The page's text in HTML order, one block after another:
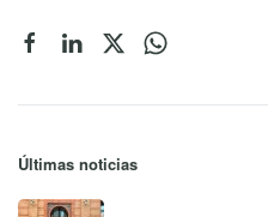
Últimas noticias